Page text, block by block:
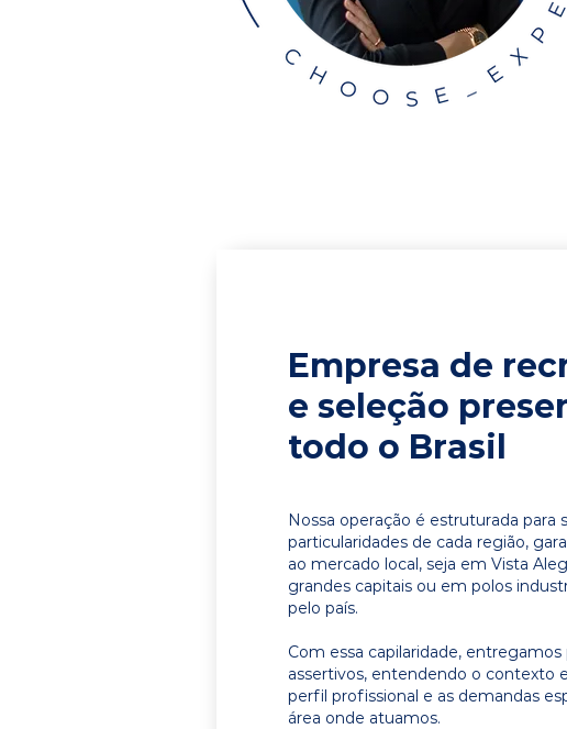
Empresa de
e seleção
todo o Brasil
Nossa operação é estruturada para
particularidades de cada região,
ao mercado local, seja em Vista
grandes capitais ou em polos
pelo país.
Com essa capilaridade, entregamos
assertivos, entendendo o contexto
perfil profissional e as demandas
área onde atuamos.